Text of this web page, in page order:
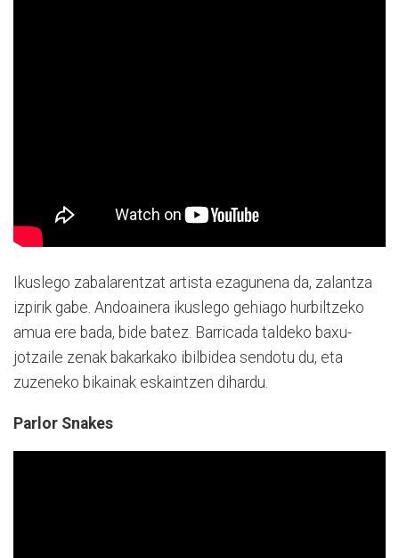
Ikuslego zabalarentzat artista ezagunena da, zalantza
izpirik gabe. Andoainera ikuslego gehiago hurbiltzeko
amua ere bada, bide batez. Barricada taldeko baxu-
jotzaile zenak bakarkako ibilbidea sendotu du, eta
zuzeneko bikainak eskaintzen dihardu.
Parlor Snakes